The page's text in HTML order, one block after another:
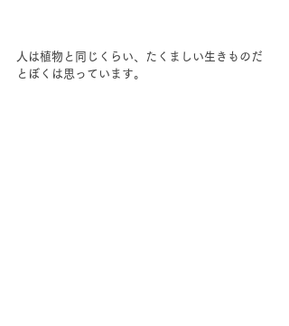
人は植物と同じくらい、たくましい生きものだ
とぼくは思っています。